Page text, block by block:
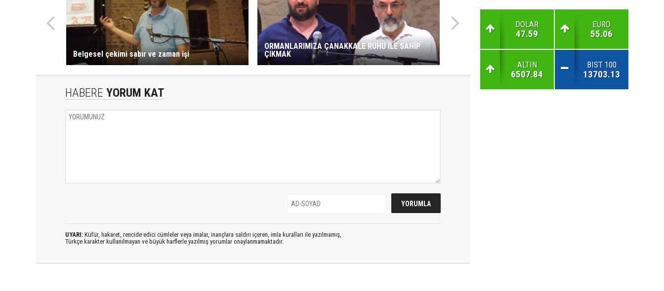
Belgesel çekimi sabır ve zaman işi
ORMANLARIMIZA ÇANAKKALE RUHU İLE SAHİP
ÇIKMAK
HABERE YORUM KAT
UYARI: Küfür, hakaret, rencide edici cümleler veya imalar, inançlara saldırı içeren, imla kuralları ile yazılmamış,
Türkçe karakter kullanılmayan ve büyük harflerle yazılmış yorumlar onaylanmamaktadır.
DOLAR
47.59
EURO
55.06
ALTIN
6507.84
BIST 100
13703.13